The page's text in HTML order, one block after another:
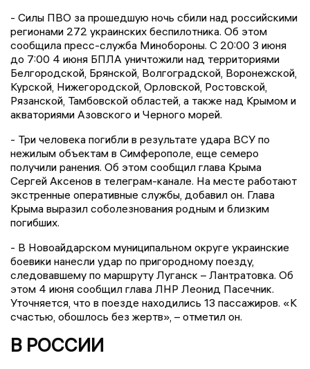
- Силы ПВО за прошедшую ночь сбили над российскими
регионами 272 украинских беспилотника. Об этом
сообщила пресс-служба Минобороны. С 20:00 3 июня
до 7:00 4 июня БПЛА уничтожили над территориями
Белгородской, Брянской, Волгоградской, Воронежской,
Курской, Нижегородской, Орловской, Ростовской,
Рязанской, Тамбовской областей, а также над Крымом и
акваториями Азовского и Черного морей.
- Три человека погибли в результате удара ВСУ по
нежилым объектам в Симферополе, еще семеро
получили ранения. Об этом сообщил глава Крыма
Сергей Аксенов в телеграм-канале. На месте работают
экстренные оперативные службы, добавил он. Глава
Крыма выразил соболезнования родным и близким
погибших.
- В Новоайдарском муниципальном округе украинские
боевики нанесли удар по пригородному поезду,
следовавшему по маршруту Луганск – Лантратовка. Об
этом 4 июня сообщил глава ЛНР Леонид Пасечник.
Уточняется, что в поезде находились 13 пассажиров. «К
счастью, обошлось без жертв», – отметил он.
В РОССИИ